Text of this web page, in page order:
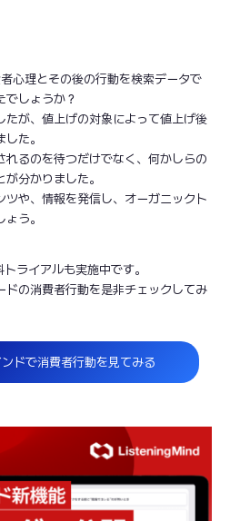
心理とその後の行動を検索データで
でしょうか？
たが、値上げの対象によって値上げ後
た。
るのを待つだけでなく、何かしらの
分かりました。
や、情報を発信し、オーガニックト
う。
ライアルも実施中です。
ドの消費者行動を是非チェックしてみ
ドで消費者行動を見てみる